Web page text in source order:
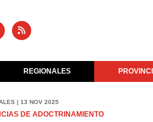
REGIONALES
| 13 NOV 2025
DE ADOCTRINAMIENTO